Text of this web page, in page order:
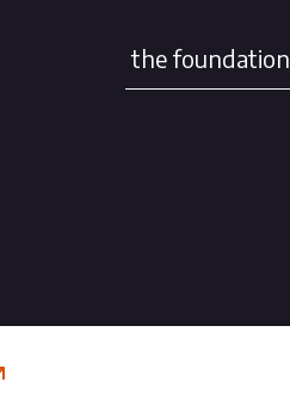
the foundation